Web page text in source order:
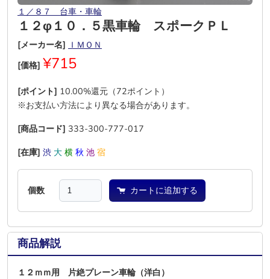
１／８７ 台車・車輪
１２φ１０．５黒車輪 スポークＰＬ
[メーカー名] ＩＭＯＮ
[価格] ¥715
[ポイント] 10.00%還元（72ポイント）
※お支払い方法により異なる場合があります。
[商品コード] 333-300-777-017
[在庫] 渋 大 横 秋 池 宿
個数 カートに追加する
商品解説
１２ｍｍ用 片絶プレーン車輪（洋白）